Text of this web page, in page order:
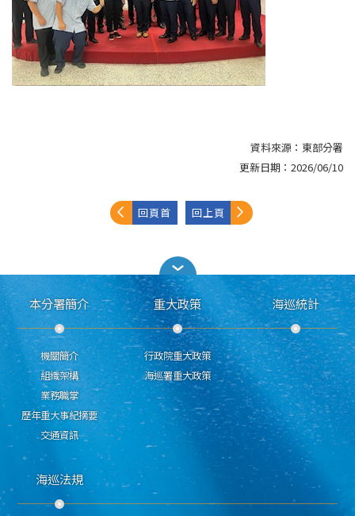
資料來源： 東部分署
更新日期： 2026/06/10
回頁首 回上頁
本分署簡介
機關簡介
組織架構
業務職掌
歷年重大事紀摘要
交通資訊
重大政策
行政院重大政策
海巡署重大政策
海巡統計
海巡法規